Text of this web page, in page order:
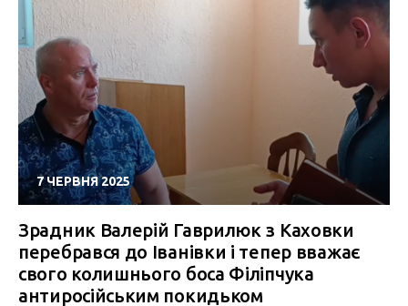
7 ЧЕРВНЯ 2025
Зрадник Валерій Гаврилюк з Каховки
перебрався до Іванівки і тепер вважає
свого колишнього боса Філіпчука
антиросійським покидьком